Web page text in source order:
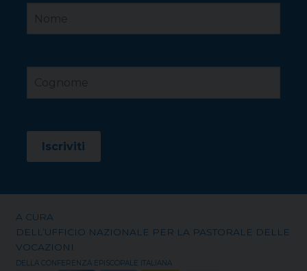
A CURA
DELL’UFFICIO NAZIONALE PER LA PASTORALE DELLE
VOCAZIONI
DELLA CONFERENZA EPISCOPALE ITALIANA